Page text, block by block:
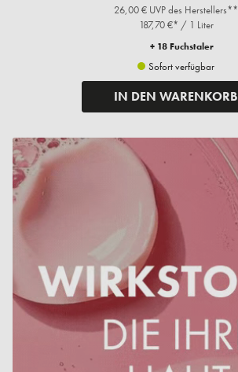
26,00 € UVP des Herstellers**
187,70 €* / 1 Liter
+ 18 Fuchstaler
Sofort verfügbar
IN DEN WARENKORB